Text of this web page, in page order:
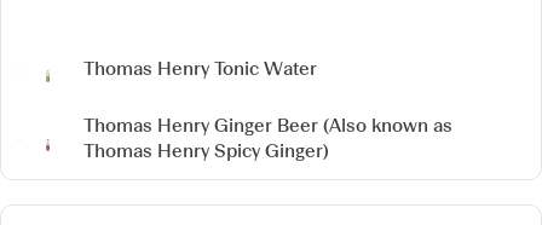
Thomas Henry Tonic Water
Thomas Henry Ginger Beer (Also known as
Thomas Henry Spicy Ginger)